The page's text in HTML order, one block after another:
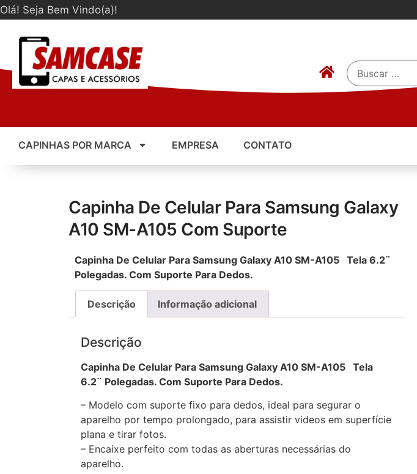
Olá! Seja Bem Vindo(a)!
CAPINHAS POR MARCA EMPRESA CONTATO
Capinha De Celular Para Samsung Galaxy
A10 SM-A105 Com Suporte
Capinha De Celular Para Samsung Galaxy A10 SM-A105 Tela 6.2¨
Polegadas. Com Suporte Para Dedos.
Descrição Informação adicional
Descrição
Capinha De Celular Para Samsung Galaxy A10 SM-A105 Tela
6.2¨ Polegadas. Com Suporte Para Dedos.
– Modelo com suporte fixo para dedos, ideal para segurar o
aparelho por tempo prolongado, para assistir videos em superfície
plana e tirar fotos.
– Encaixe perfeito com todas as aberturas necessárias do
aparelho.